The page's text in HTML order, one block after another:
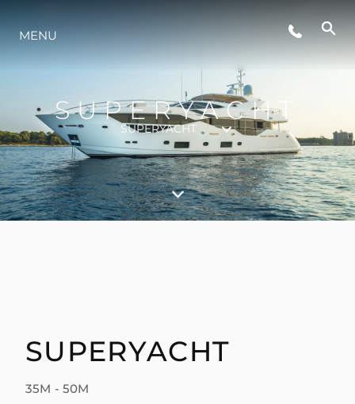
ÉVÉNEMENTS
STYLE DE VIE
L'INNOVATION
LA SOCIÉTÉ
MENU
SUPERYACHT
SUPERYACHT
SUPERYACHT
35M - 50M